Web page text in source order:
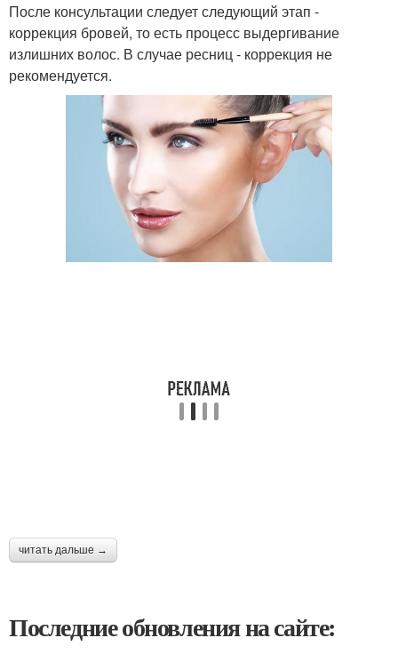
После консультации следует следующий этап -
коррекция бровей, то есть процесс выдергивание
излишних волос. В случае ресниц - коррекция не
рекомендуется.
читать дальше →
Последние обновления на сайте: